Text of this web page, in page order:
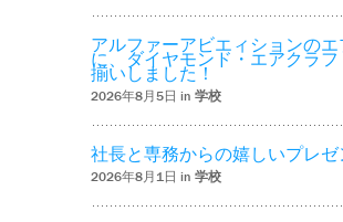
アルファーアビエィションのエ
に、ダイヤモンド・エアクラフ
揃いしました！
2026年8月5日 in 学校
社長と専務からの嬉しいプレゼ
2026年8月1日 in 学校